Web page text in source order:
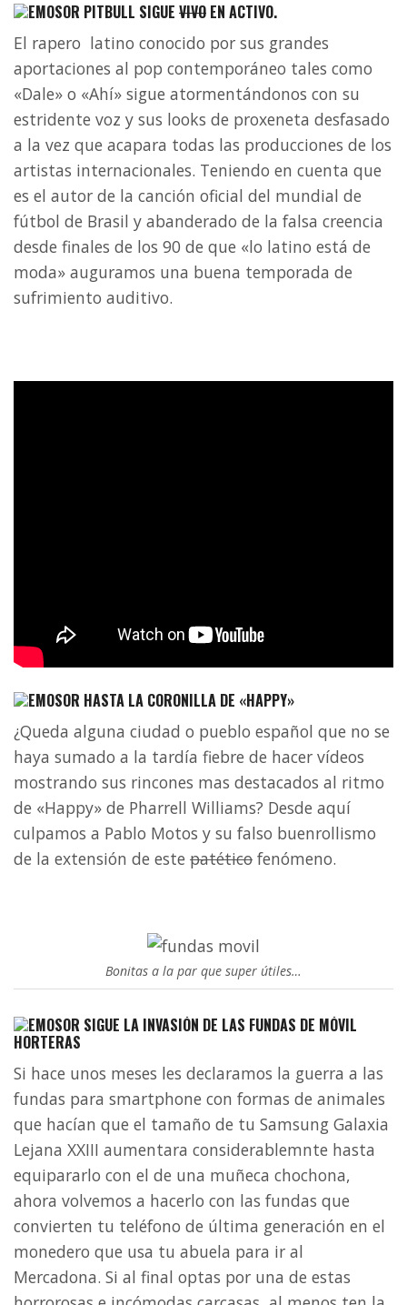
PITBULL SIGUE VIVO EN ACTIVO.
El rapero latino conocido por sus grandes
aportaciones al pop contemporáneo tales como
«Dale» o «Ahí» sigue atormentándonos con su
estridente voz y sus looks de proxeneta desfasado
a la vez que acapara todas las producciones de los
artistas internacionales. Teniendo en cuenta que
es el autor de la canción oficial del mundial de
fútbol de Brasil y abanderado de la falsa creencia
desde finales de los 90 de que «lo latino está de
moda» auguramos una buena temporada de
sufrimiento auditivo.
HASTA LA CORONILLA DE «HAPPY»
¿Queda alguna ciudad o pueblo español que no se
haya sumado a la tardía fiebre de hacer vídeos
mostrando sus rincones mas destacados al ritmo
de «Happy» de Pharrell Williams? Desde aquí
culpamos a Pablo Motos y su falso buenrollismo
de la extensión de este patético fenómeno.
Bonitas a la par que super útiles…
SIGUE LA INVASIÓN DE LAS FUNDAS DE MÓVIL
HORTERAS
Si hace unos meses les declaramos la guerra a las
fundas para smartphone con formas de animales
que hacían que el tamaño de tu Samsung Galaxia
Lejana XXIII aumentara considerablemnte hasta
equipararlo con el de una muñeca chochona,
ahora volvemos a hacerlo con las fundas que
convierten tu teléfono de última generación en el
monedero que usa tu abuela para ir al
Mercadona. Si al final optas por una de estas